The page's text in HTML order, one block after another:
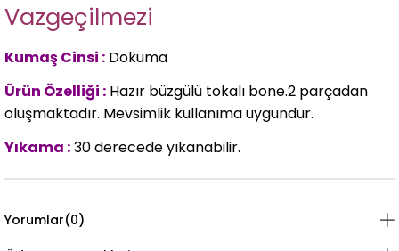
Vazgeçilmezi
Kumaş Cinsi : Dokuma
Ürün Özelliği : Hazır büzgülü tokalı bone.2 parçadan
oluşmaktadır. Mevsimlik kullanıma uygundur.
Yıkama :30 derecede yıkanabilir.
Yorumlar(0)